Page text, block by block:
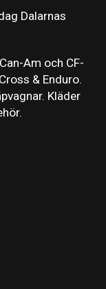
Dalarnas
Am och CF-
& Enduro.
Kläder